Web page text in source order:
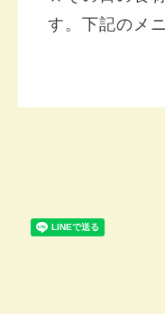
す。下記のメ